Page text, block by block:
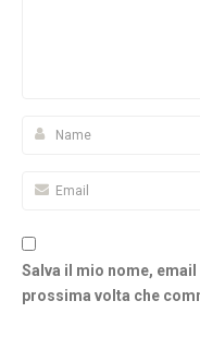
Salva il mio nome,
prossima volta che